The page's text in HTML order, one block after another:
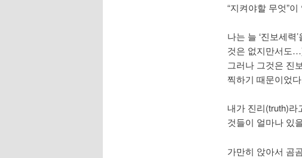
“지켜야할 무엇”
나는 늘 ‘진보세
것은 없지만서도
그러나 그것은 진
찍하기 때문이었
내가 진리(truth)라
것들이 얼마나 있
가만히 앉아서 곰